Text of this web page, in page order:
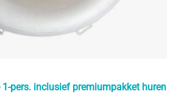
pers. inclusief premiumpakket huren